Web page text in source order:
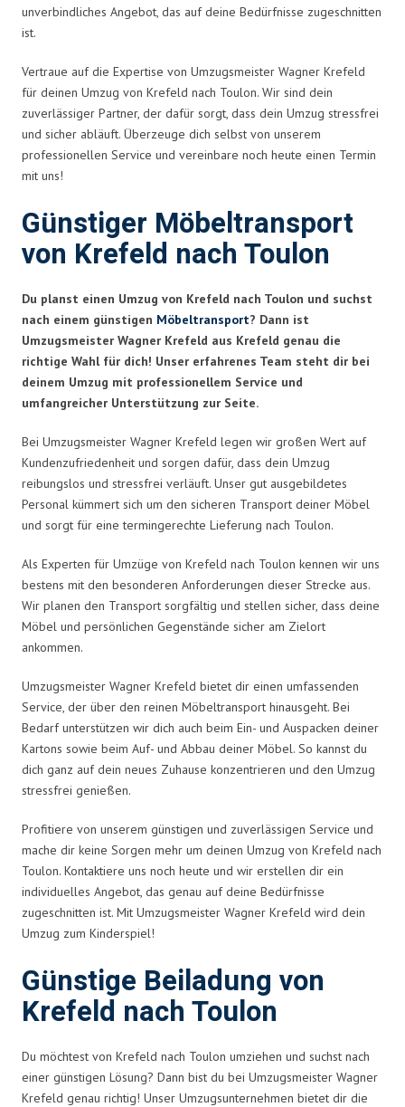
unverbindliches Angebot, das auf deine Bedürfnisse zugeschnitten
ist.
Vertraue auf die Expertise von Umzugsmeister Wagner Krefeld
für deinen Umzug von Krefeld nach Toulon. Wir sind dein
zuverlässiger Partner, der dafür sorgt, dass dein Umzug stressfrei
und sicher abläuft. Überzeuge dich selbst von unserem
professionellen Service und vereinbare noch heute einen Termin
mit uns!
Günstiger Möbeltransport
von Krefeld nach Toulon
Du planst einen Umzug von Krefeld nach Toulon und suchst
nach einem günstigen Möbeltransport? Dann ist
Umzugsmeister Wagner Krefeld aus Krefeld genau die
richtige Wahl für dich! Unser erfahrenes Team steht dir bei
deinem Umzug mit professionellem Service und
umfangreicher Unterstützung zur Seite.
Bei Umzugsmeister Wagner Krefeld legen wir großen Wert auf
Kundenzufriedenheit und sorgen dafür, dass dein Umzug
reibungslos und stressfrei verläuft. Unser gut ausgebildetes
Personal kümmert sich um den sicheren Transport deiner Möbel
und sorgt für eine termingerechte Lieferung nach Toulon.
Als Experten für Umzüge von Krefeld nach Toulon kennen wir uns
bestens mit den besonderen Anforderungen dieser Strecke aus.
Wir planen den Transport sorgfältig und stellen sicher, dass deine
Möbel und persönlichen Gegenstände sicher am Zielort
ankommen.
Umzugsmeister Wagner Krefeld bietet dir einen umfassenden
Service, der über den reinen Möbeltransport hinausgeht. Bei
Bedarf unterstützen wir dich auch beim Ein- und Auspacken deiner
Kartons sowie beim Auf- und Abbau deiner Möbel. So kannst du
dich ganz auf dein neues Zuhause konzentrieren und den Umzug
stressfrei genießen.
Profitiere von unserem günstigen und zuverlässigen Service und
mache dir keine Sorgen mehr um deinen Umzug von Krefeld nach
Toulon. Kontaktiere uns noch heute und wir erstellen dir ein
individuelles Angebot, das genau auf deine Bedürfnisse
zugeschnitten ist. Mit Umzugsmeister Wagner Krefeld wird dein
Umzug zum Kinderspiel!
Günstige Beiladung von
Krefeld nach Toulon
Du möchtest von Krefeld nach Toulon umziehen und suchst nach
einer günstigen Lösung? Dann bist du bei Umzugsmeister Wagner
Krefeld genau richtig! Unser Umzugsunternehmen bietet dir die